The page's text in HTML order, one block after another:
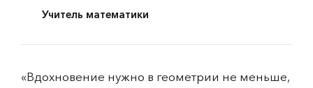
Учитель математики
«Вдохновение нужно в геометрии не меньше,